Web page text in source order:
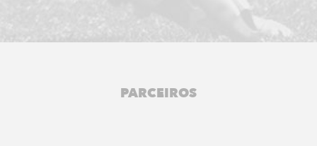
PARCEIROS